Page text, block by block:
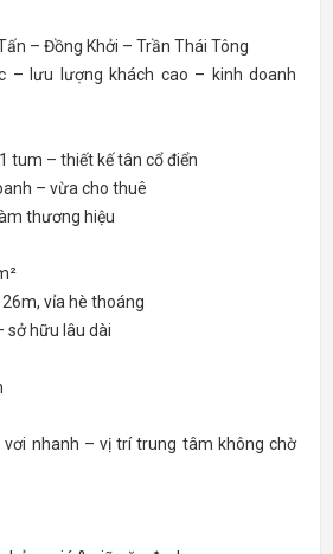
– Đồng Khởi – Trần Thái Tông
– lưu lượng khách cao – kinh doanh
tum – thiết kế tân cổ điển
– vừa cho thuê
thương hiệu
vỉa hè thoáng
sở hữu lâu dài
vơi nhanh – vị trí trung tâm không chờ